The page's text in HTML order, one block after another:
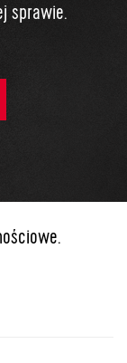
sprawie.